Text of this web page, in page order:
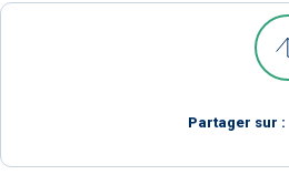
Partager sur :